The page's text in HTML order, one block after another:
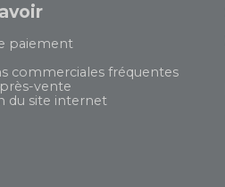
paiement
commerciales fréquentes
vente
du site internet